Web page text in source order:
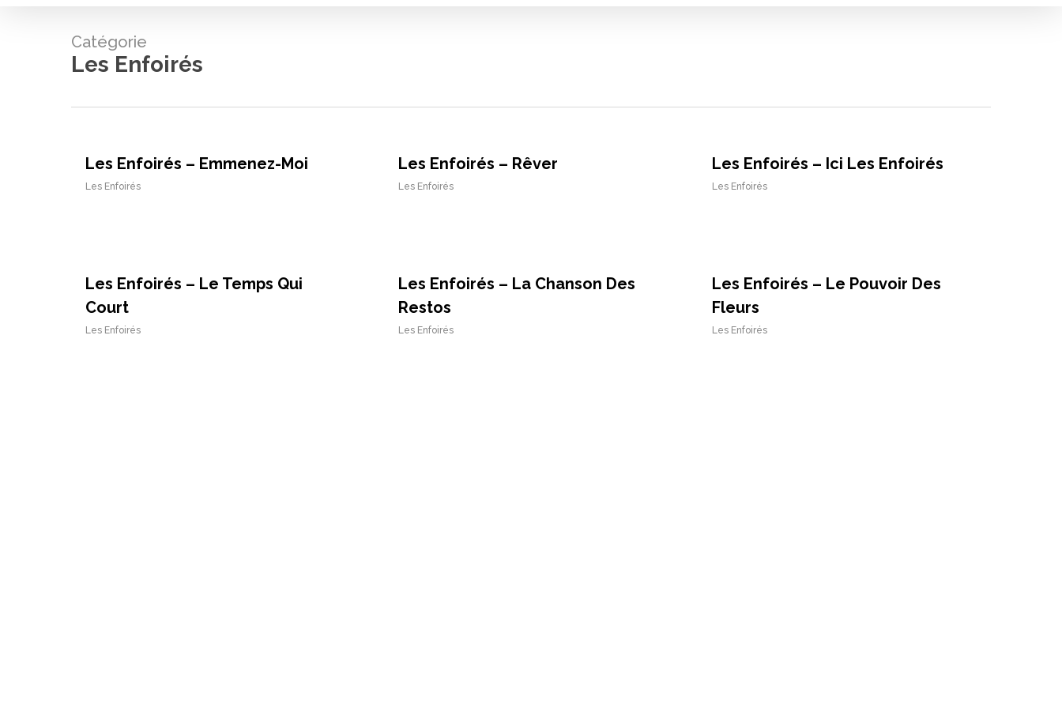
Catégorie
Les Enfoirés
Les Enfoirés – Emmenez-Moi
Les Enfoirés
Les Enfoirés – Rêver
Les Enfoirés
Les Enfoirés – Ici Les Enfoirés
Les Enfoirés
Les Enfoirés – Le Temps Qui
Court
Les Enfoirés
Les Enfoirés – La Chanson Des
Restos
Les Enfoirés
Les Enfoirés – Le Pouvoir Des
Fleurs
Les Enfoirés